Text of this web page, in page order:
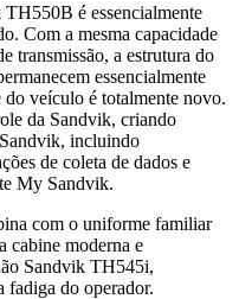
é essencialmente
Com a mesma capacidade
transmissão, a estrutura do
essencialmente
veículo é totalmente novo.
da Sandvik, criando
incluindo
de coleta de dados e
My Sandvik.
com o uniforme familiar
cabine moderna e
Sandvik TH545i,
fadiga do operador.